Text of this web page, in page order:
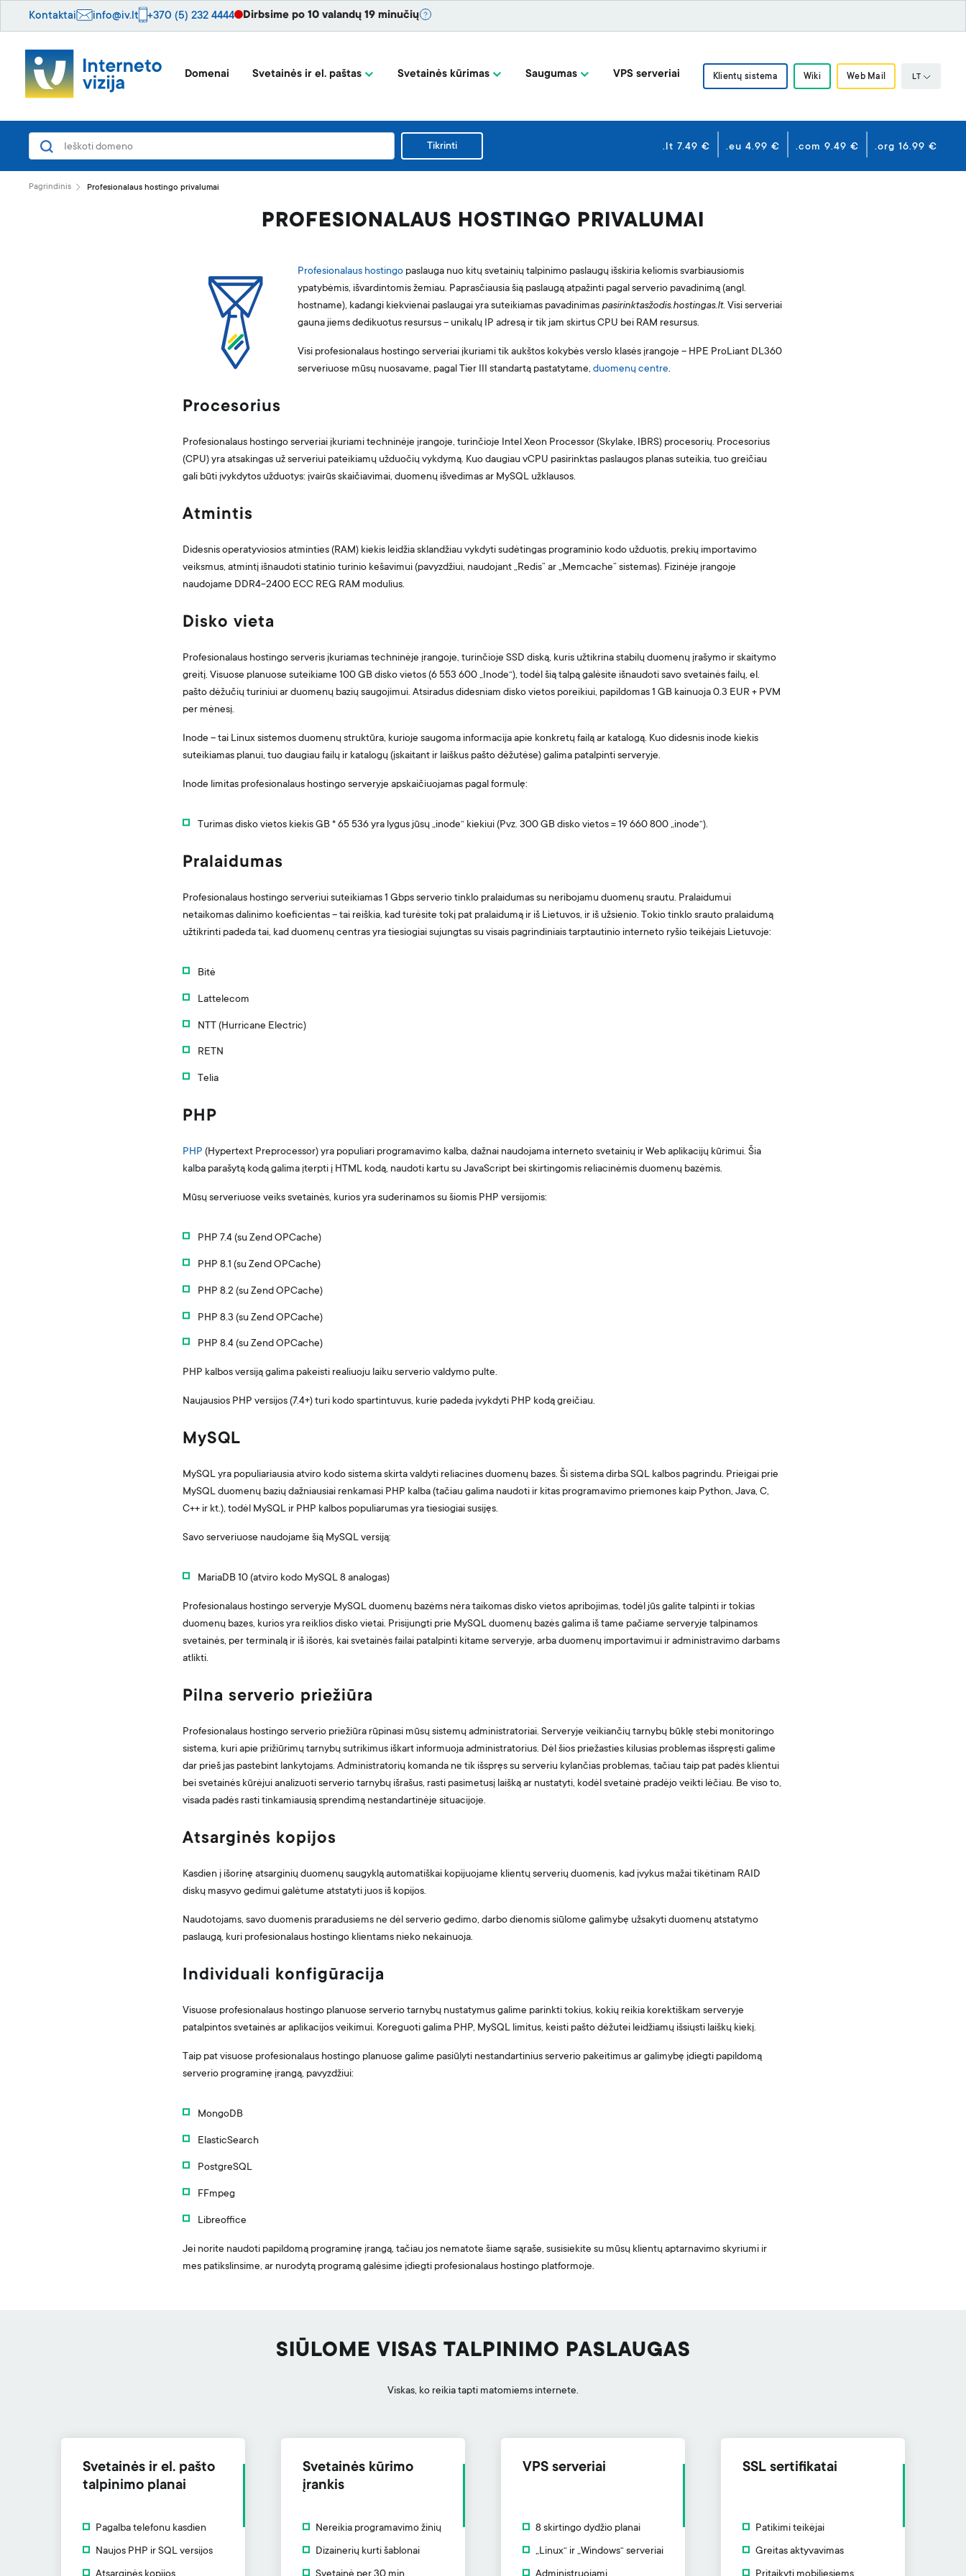
Kontaktai info@iv.lt +370 (5) 232 4444 Dirbsime po 10 valandų 19 minučių
Domenai Svetainės ir el. paštas Svetainės kūrimas Saugumas VPS serveriai Klientų sistema Wiki Web Mail LT
Tikrinti .lt 7.49 € .eu 4.99 € .com 9.49 € .org 16.99 €
Pagrindinis Profesionalaus hostingo privalumai
PROFESIONALAUS HOSTINGO PRIVALUMAI
Profesionalaus hostingo paslauga nuo kitų svetainių talpinimo paslaugų išskiria keliomis svarbiausiomis
ypatybėmis, išvardintomis žemiau. Paprasčiausia šią paslaugą atpažinti pagal serverio pavadinimą (angl.
hostname), kadangi kiekvienai paslaugai yra suteikiamas pavadinimaspasirinktasžodis.hostingas.lt. Visi serveriai
gauna jiems dedikuotus resursus – unikalų IP adresą ir tik jam skirtus CPU bei RAM resursus.
Visi profesionalaus hostingo serveriai įkuriami tik aukštos kokybės verslo klasės įrangoje – HPE ProLiant DL360
serveriuose mūsų nuosavame, pagal Tier III standartą pastatytame, duomenų centre.
Procesorius
Profesionalaus hostingo serveriai įkuriami techninėje įrangoje, turinčioje Intel Xeon Processor (Skylake, IBRS) procesorių. Procesorius
(CPU) yra atsakingas už serveriui pateikiamų užduočių vykdymą. Kuo daugiau vCPU pasirinktas paslaugos planas suteikia, tuo greičiau
gali būti įvykdytos užduotys: įvairūs skaičiavimai, duomenų išvedimas ar MySQL užklausos.
Atmintis
Didesnis operatyviosios atminties (RAM) kiekis leidžia sklandžiau vykdyti sudėtingas programinio kodo užduotis, prekių importavimo
veiksmus, atmintį išnaudoti statinio turinio kešavimui (pavyzdžiui, naudojant „Redis” ar „Memcache” sistemas). Fizinėje įrangoje
naudojame DDR4-2400 ECC REG RAM modulius.
Disko vieta
Profesionalaus hostingo serveris įkuriamas techninėje įrangoje, turinčioje SSD diską, kuris užtikrina stabilų duomenų įrašymo ir skaitymo
greitį. Visuose planuose suteikiame 100 GB disko vietos (6 553 600 „Inode“), todėl šią talpą galėsite išnaudoti savo svetainės failų, el.
pašto dėžučių turiniui ar duomenų bazių saugojimui. Atsiradus didesniam disko vietos poreikiui, papildomas 1 GB kainuoja 0.3 EUR + PVM
per mėnesį.
Inode – tai Linux sistemos duomenų struktūra, kurioje saugoma informacija apie konkretų failą ar katalogą. Kuo didesnis inode kiekis
suteikiamas planui, tuo daugiau failų ir katalogų (įskaitant ir laiškus pašto dėžutėse) galima patalpinti serveryje.
Inode limitas profesionalaus hostingo serveryje apskaičiuojamas pagal formulę:
Turimas disko vietos kiekis GB * 65 536 yra lygus jūsų „inode“ kiekiui (Pvz. 300 GB disko vietos = 19 660 800 „inode“).
Pralaidumas
Profesionalaus hostingo serveriui suteikiamas 1 Gbps serverio tinklo pralaidumas su neribojamu duomenų srautu. Pralaidumui
netaikomas dalinimo koeficientas – tai reiškia, kad turėsite tokį pat pralaidumą ir iš Lietuvos, ir iš užsienio. Tokio tinklo srauto pralaidumą
užtikrinti padeda tai, kad duomenų centras yra tiesiogiai sujungtas su visais pagrindiniais tarptautinio interneto ryšio teikėjais Lietuvoje:
Bitė
Lattelecom
NTT (Hurricane Electric)
RETN
Telia
PHP
PHP (Hypertext Preprocessor) yra populiari programavimo kalba, dažnai naudojama interneto svetainių ir Web aplikacijų kūrimui. Šia
kalba parašytą kodą galima įterpti į HTML kodą, naudoti kartu su JavaScript bei skirtingomis reliacinėmis duomenų bazėmis.
Mūsų serveriuose veiks svetainės, kurios yra suderinamos su šiomis PHP versijomis:
PHP 7.4 (su Zend OPCache)
PHP 8.1 (su Zend OPCache)
PHP 8.2 (su Zend OPCache)
PHP 8.3 (su Zend OPCache)
PHP 8.4 (su Zend OPCache)
PHP kalbos versiją galima pakeisti realiuoju laiku serverio valdymo pulte.
Naujausios PHP versijos (7.4+) turi kodo spartintuvus, kurie padeda įvykdyti PHP kodą greičiau.
MySQL
MySQL yra populiariausia atviro kodo sistema skirta valdyti reliacines duomenų bazes. Ši sistema dirba SQL kalbos pagrindu. Prieigai prie
MySQL duomenų bazių dažniausiai renkamasi PHP kalba (tačiau galima naudoti ir kitas programavimo priemones kaip Python, Java, C,
C++ ir kt.), todėl MySQL ir PHP kalbos populiarumas yra tiesiogiai susijęs.
Savo serveriuose naudojame šią MySQL versiją:
MariaDB 10 (atviro kodo MySQL 8 analogas)
Profesionalaus hostingo serveryje MySQL duomenų bazėms nėra taikomas disko vietos apribojimas, todėl jūs galite talpinti ir tokias
duomenų bazes, kurios yra reiklios disko vietai. Prisijungti prie MySQL duomenų bazės galima iš tame pačiame serveryje talpinamos
svetainės, per terminalą ir iš išorės, kai svetainės failai patalpinti kitame serveryje, arba duomenų importavimui ir administravimo darbams
atlikti.
Pilna serverio priežiūra
Profesionalaus hostingo serverio priežiūra rūpinasi mūsų sistemų administratoriai. Serveryje veikiančių tarnybų būklę stebi monitoringo
sistema, kuri apie prižiūrimų tarnybų sutrikimus iškart informuoja administratorius. Dėl šios priežasties kilusias problemas išspręsti galime
dar prieš jas pastebint lankytojams. Administratorių komanda ne tik išspręs su serveriu kylančias problemas, tačiau taip pat padės klientui
bei svetainės kūrėjui analizuoti serverio tarnybų išrašus, rasti pasimetusį laišką ar nustatyti, kodėl svetainė pradėjo veikti lėčiau. Be viso to,
visada padės rasti tinkamiausią sprendimą nestandartinėje situacijoje.
Atsarginės kopijos
Kasdien į išorinę atsarginių duomenų saugyklą automatiškai kopijuojame klientų serverių duomenis, kad įvykus mažai tikėtinam RAID
diskų masyvo gedimui galėtume atstatyti juos iš kopijos.
Naudotojams, savo duomenis praradusiems ne dėl serverio gedimo, darbo dienomis siūlome galimybę užsakyti duomenų atstatymo
paslaugą, kuri profesionalaus hostingo klientams nieko nekainuoja.
Individuali konfigūracija
Visuose profesionalaus hostingo planuose serverio tarnybų nustatymus galime parinkti tokius, kokių reikia korektiškam serveryje
patalpintos svetainės ar aplikacijos veikimui. Koreguoti galima PHP, MySQL limitus, keisti pašto dėžutei leidžiamų išsiųsti laiškų kiekį.
Taip pat visuose profesionalaus hostingo planuose galime pasiūlyti nestandartinius serverio pakeitimus ar galimybę įdiegti papildomą
serverio programinę įrangą, pavyzdžiui:
MongoDB
ElasticSearch
PostgreSQL
FFmpeg
Libreoffice
Jei norite naudoti papildomą programinę įrangą, tačiau jos nematote šiame sąraše, susisiekite su mūsų klientų aptarnavimo skyriumi ir
mes patikslinsime, ar nurodytą programą galėsime įdiegti profesionalaus hostingo platformoje.
SIŪLOME VISAS TALPINIMO PASLAUGAS
Viskas, ko reikia tapti matomiems internete.
Svetainės ir el. pašto
talpinimo planai
Pagalba telefonu kasdien
Naujos PHP ir SQL versijos
Svetainės kūrimo
įrankis
Nereikia programavimo žinių
Dizainerių kurti šablonai
VPS serveriai
8 skirtingo dydžio planai
„Linux“ ir „Windows“ serveriai
SSL sertifikatai
Patikimi teikėjai
Greitas aktyvavimas